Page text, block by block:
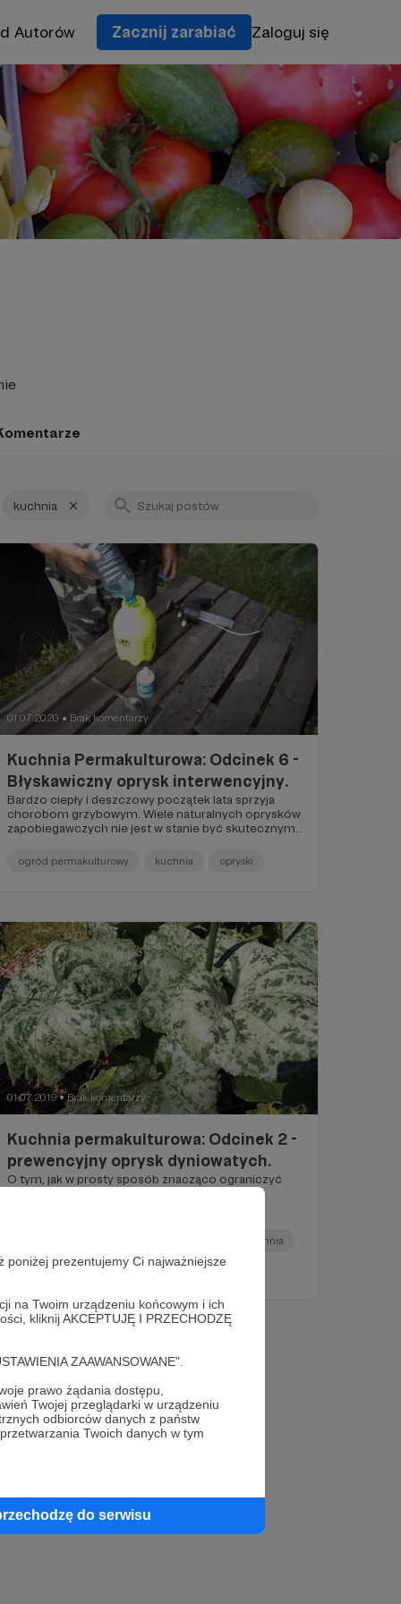
poniżej prezentujemy Ci najważniejsze
na Twoim urządzeniu końcowym i ich
kliknij AKCEPTUJĘ I PRZECHODZĘ
ZAAWANSOWANE".
prawo żądania dostępu,
Twojej przeglądarki w urządzeniu
odbiorców danych z państw
Twoich danych w tym
do serwisu
Autorów Zacznij zarabiać Zaloguj się
kuchnia
01.07.2020 ● Brak komentarzy
Kuchnia Permakulturowa: Odcinek 6 -
Błyskawiczny oprysk interwencyjny.
Bardzo ciepły i deszczowy początek lata sprzyja
chorobom grzybowym. Wiele naturalnych oprysków
zapobiegawczych nie jest w stanie być skutecznymi,
Przedstawiony tu oprysk działa nawet wtedy, gdy
wykonamy go w przerwie między jedną burzą a
ogród permakulturowy kuchnia opryski
01.07.2019 ● Brak komentarzy
Kuchnia permakulturowa: Odcinek 2 -
prewencyjny oprysk dyniowatych.
O tym, jak w prosty sposób znacząco ograniczyć
kuchnia
+1